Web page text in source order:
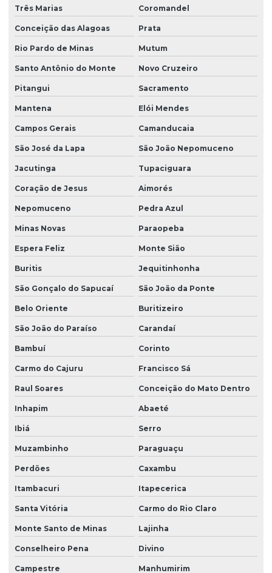
Sondagem rotativa percussão
Sondagem rotativa em rocha
Sondagem rotativa em solo
Sondagem de solo para construção
Sondagem de solo para construção civil
Sondagem de solo mista
Sondagem de solo a percussão
Sondagem de solo a trado
Sondagem de solo trado manual
Sondagem de terreno para construção
Sondagem a trado mecanizado
Sondagem a trado para pavimentação
Sondagem a trado e percussão
Terraplanagem para asfalto
Terraplanagem de obra civil
Topografia com drone
Três Marias Coromandel
Conceição das Alagoas Prata
Rio Pardo de Minas Mutum
Santo Antônio do Monte Novo Cruzeiro
Pitangui Sacramento
Mantena Elói Mendes
Campos Gerais Camanducaia
São José da Lapa São João Nepomuceno
Jacutinga Tupaciguara
Coração de Jesus Aimorés
Nepomuceno Pedra Azul
Minas Novas Paraopeba
Espera Feliz Monte Sião
Buritis Jequitinhonha
São Gonçalo do Sapucaí São João da Ponte
Belo Oriente Buritizeiro
São João do Paraíso Carandaí
Bambuí Corinto
Carmo do Cajuru Francisco Sá
Raul Soares Conceição do Mato Dentro
Inhapim Abaeté
Ibiá Serro
Muzambinho Paraguaçu
Perdões Caxambu
Itambacuri Itapecerica
Santa Vitória Carmo do Rio Claro
Monte Santo de Minas Lajinha
Conselheiro Pena Divino
Campestre Manhumirim